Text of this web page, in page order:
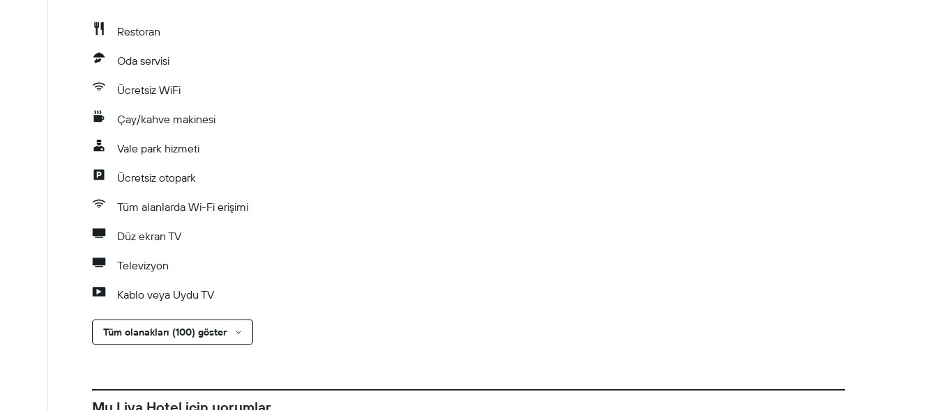
Restoran
Oda servisi
Ücretsiz WiFi
Çay/kahve makinesi
Vale park hizmeti
Ücretsiz otopark
Tüm alanlarda Wi-Fi erişimi
Düz ekran TV
Televizyon
Kablo veya Uydu TV
Tüm olanakları (100) göster